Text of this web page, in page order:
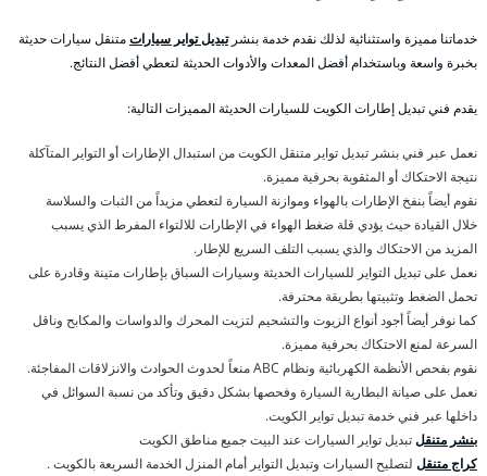
خدماتنا مميزة واستثنائية لذلك نقدم خدمة بنشرتبديل تواير سياراتمتنقل سيارات حديثة
بخبرة واسعة وباستخدام أفضل المعدات والأدوات الحديثة لتعطي أفضل النتائج.
يقدم فني تبديل إطارات الكويت للسيارات الحديثة المميزات التالية:
نعمل عبر فني بنشر تبديل تواير متنقل الكويت من استبدال الإطارات أو التواير المتآكلة
نتيجة الاحتكاك أو المثقوبة بحرفية مميزة.
نقوم أيضاً بنفخ الإطارات بالهواء وموازنة السيارة لتعطي مزيداً من الثبات والسلاسة
خلال القيادة حيث يؤدي قلة ضغط الهواء في الإطارات للالتواء المفرط الذي يسبب
المزيد من الاحتكاك والذي يسبب التلف السريع للإطار.
نعمل على تبديل التواير للسيارات الحديثة وسيارات السباق بإطارات متينة وقادرة على
تحمل الضغط وتثبيتها بطريقة محترفة.
كما نوفر أيضاً أجود أنواع الزيوت والتشحيم لتزيت المحرك والدواسات والمكابح وناقل
السرعة لمنع الاحتكاك بحرفية مميزة.
نقوم بفحص الأنظمة الكهربائية ونظام ABC منعاً لحدوث الحوادث والانزلاقات المفاجئة.
نعمل على صيانة البطارية السيارة وفحصها بشكل دقيق وتأكد من نسبة السوائل في
داخلها عبر فني خدمة تبديل تواير الكويت.
بنشر متنقلتبديل تواير السيارات عند البيت جميع مناطق الكويت
كراج متنقل لتصليح السيارات وتبديل التواير أمام المنزل الخدمة السريعة بالكويت .